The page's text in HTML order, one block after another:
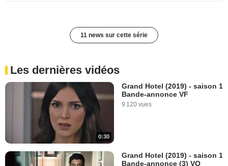
11 news sur cette série
Les dernières vidéos
0:30
Grand Hotel (2019) - saison 1
Bande-annonce VF
9 120 vues
Grand Hotel (2019) - saison 1
Bande-annonce (3) VO